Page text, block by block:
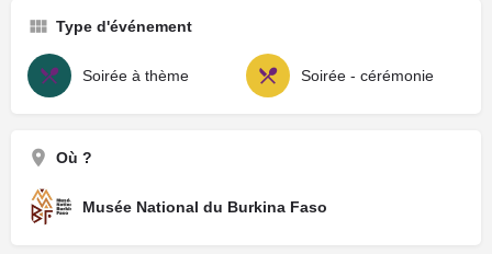
Type d'événement
Soirée à thème Soirée - cérémonie
Où ?
Musée National du Burkina Faso